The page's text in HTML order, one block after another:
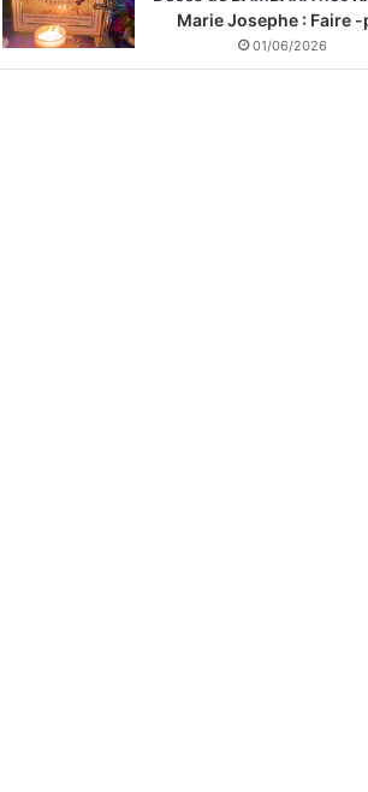
Marie Josephe : Faire
01/06/2026